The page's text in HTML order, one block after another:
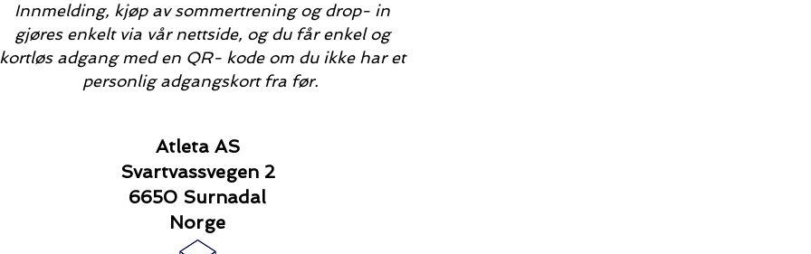
Innmelding, kjøp av sommertrening og drop- in
gjøres enkelt via vår nettside, og du får enkel og
kortløs adgang med en QR- kode om du ikke har et
personlig adgangskort fra før.
Atleta AS
Svartvassvegen 2
6650 Surnadal
Norge